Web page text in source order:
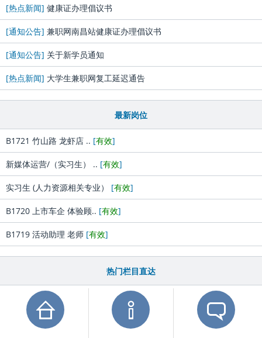
[热点新闻] 健康证办理倡议书
[通知公告] 兼职网南昌站健康证办理倡议书
[通知公告] 关于新学员通知
[热点新闻] 大学生兼职网复工延迟通告
最新岗位
B1721 竹山路 龙虾店 .. [有效]
新媒体运营/（实习生） .. [有效]
实习生 (人力资源相关专业） [有效]
B1720 上市车企 体验顾.. [有效]
B1719 活动助理 老师 [有效]
热门栏目直达